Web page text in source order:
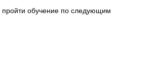
пройти обучение по следующим